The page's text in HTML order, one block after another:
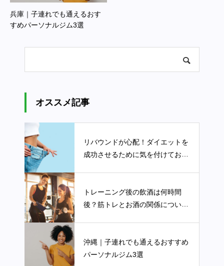
兵庫｜子連れでも通えるおす
すめパーソナルジム3選
オススメ記事
リバウンドが心配！ダイエットを
成功させるために気を付けておく
トレーニング後の飲酒は何時間
後？筋トレとお酒の関係について
沖縄｜子連れでも通えるおすすめ
パーソナルジム3選